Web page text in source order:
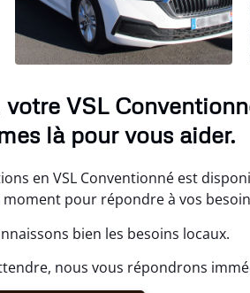
VSL
là pour vous aider.
en VSL Conventionné est
pour répondre à vos
bien les besoins locaux.
nous vous répondrons